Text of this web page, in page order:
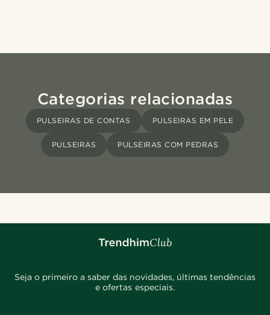
Categorias relacionadas
PULSEIRAS DE CONTAS PULSEIRAS EM PELE
PULSEIRAS PULSEIRAS COM PEDRAS
Seja o primeiro a saber das novidades, últimas tendências
e ofertas especiais.